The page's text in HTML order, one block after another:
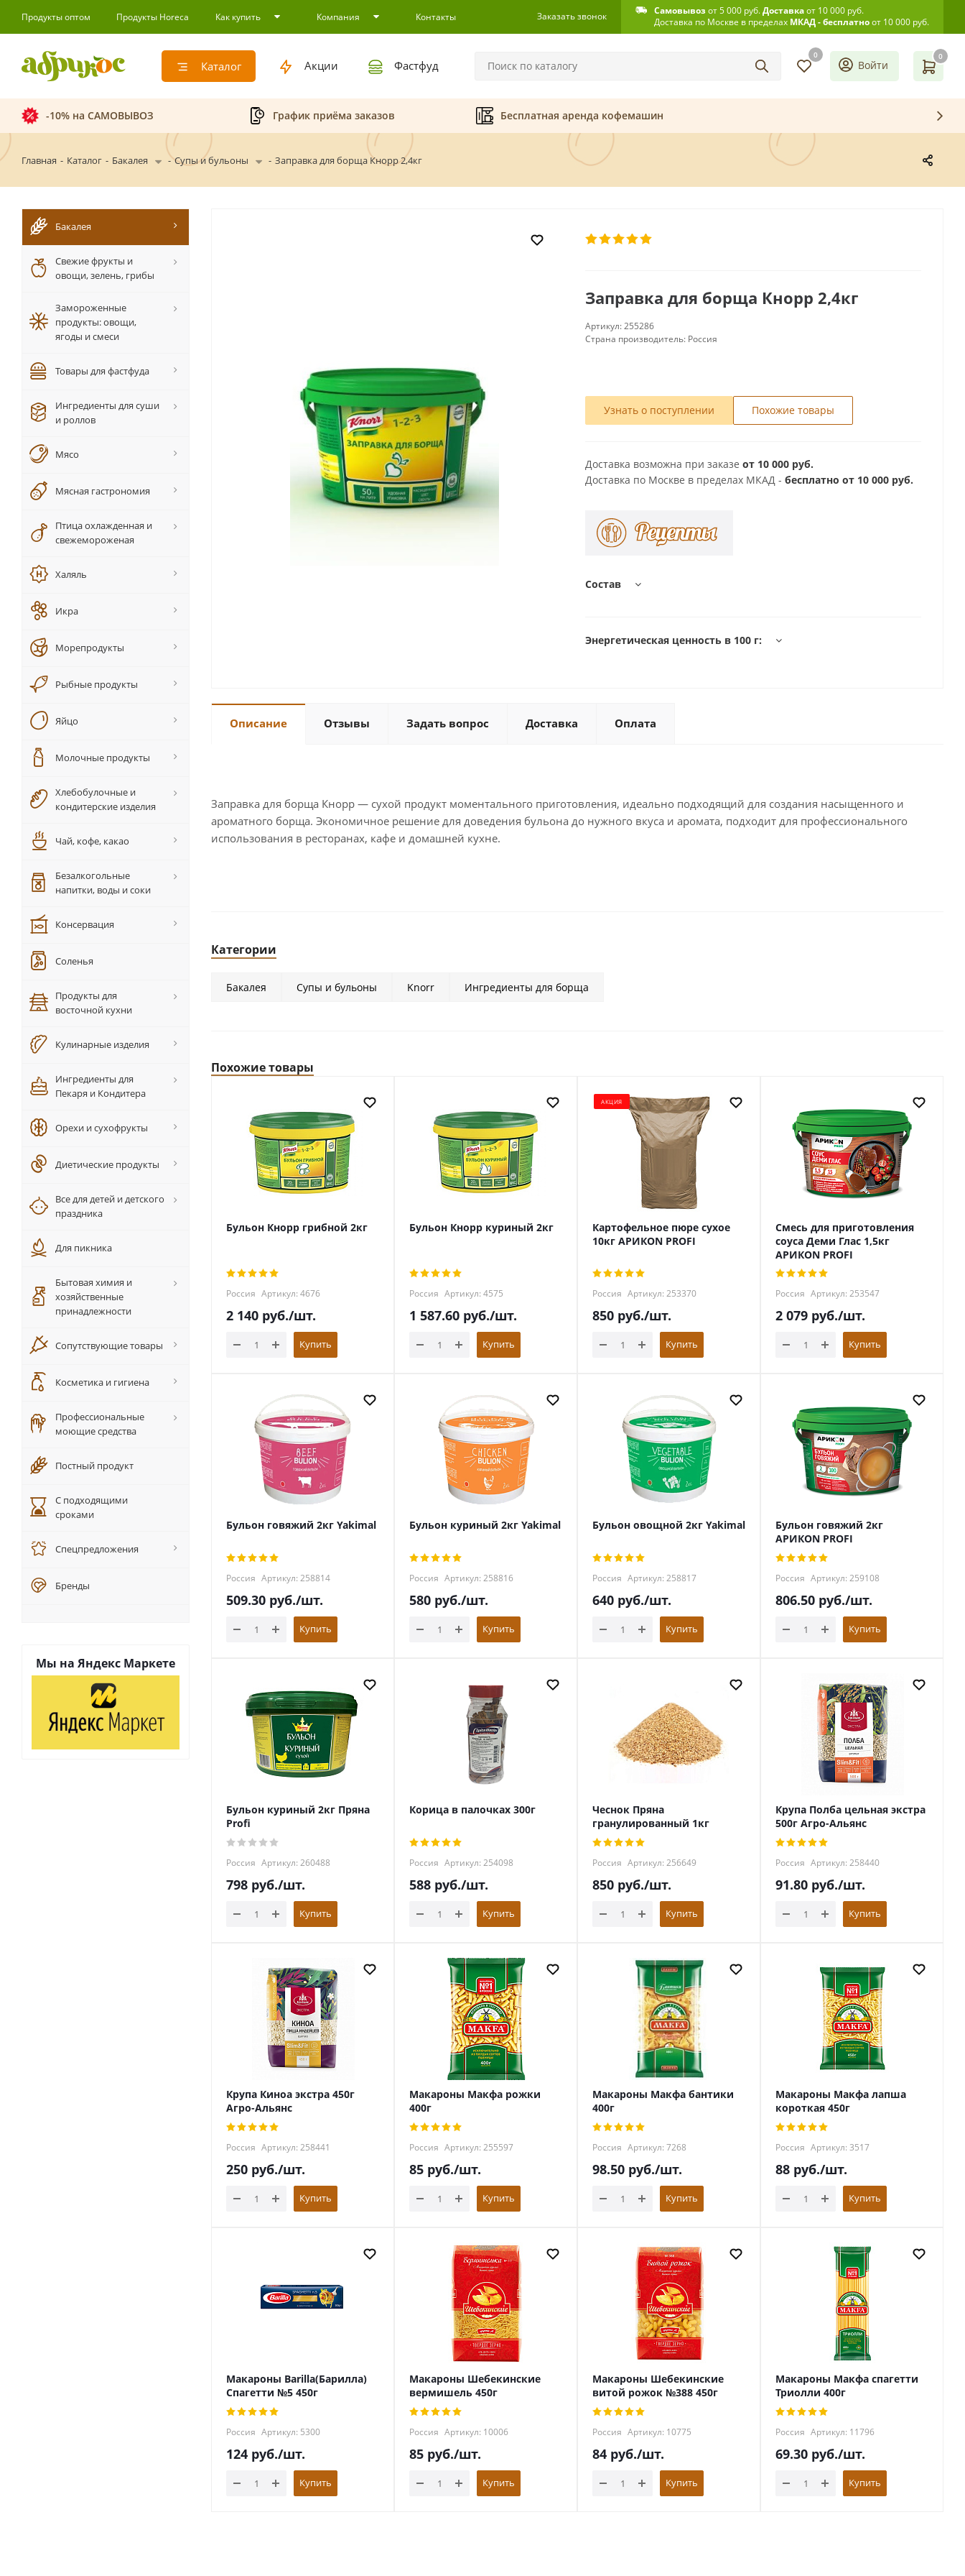
Продукты оптом Продукты Horeca Как купить Компания Контакты Заказать звонок Самовывозот 5 000 руб.Доставкаот 10 000 руб.
Доставка по Москве в пределах МКАД - бесплатноот 10 000 руб.
Каталог Акции Фастфуд
0 0
Войти
-10% на САМОВЫВОЗ График приёма заказов Бесплатная аренда кофемашин
Главная - Каталог - Бакалея - Супы и бульоны - Заправка для борща Кнорр 2,4кг
Заправка для борща Кнорр 2,4кг
Артикул:255286
Страна производитель: Россия
Узнать о поступлении Похожие товары
Доставка возможна при заказе от 10 000 руб.
Доставка по Москве в пределах МКАД - бесплатно от 10 000 руб.
Состав
Энергетическая ценность в 100 г:
Описание Отзывы Задать вопрос Доставка Оплата
Заправка для борща Кнорр — сухой продукт моментального приготовления, идеально подходящий для создания насыщенного и
ароматного борща. Экономичное решение для доведения бульона до нужного вкуса и аромата, подходит для профессионального
использования в ресторанах, кафе и домашней кухне.
Категории
Бакалея Супы и бульоны Knorr Ингредиенты для борща
Похожие товары
Бульон Кнорр грибной 2кг
Россия Артикул: 4676
2 140 руб./шт.
Купить
Бульон Кнорр куриный 2кг
Россия Артикул: 4575
1 587.60 руб./шт.
Купить
АКЦИЯ
Картофельное пюре сухое
10кг АРИКON PROFI
Россия Артикул: 253370
850 руб./шт.
Купить
Смесь для приготовления
соуса Деми Глас 1,5кг
АРИКON PROFI
Россия Артикул: 253547
2 079 руб./шт.
Купить
Бульон говяжий 2кг Yakimal
Россия Артикул: 258814
509.30 руб./шт.
Купить
Бульон куриный 2кг Yakimal
Россия Артикул: 258816
580 руб./шт.
Купить
Бульон овощной 2кг Yakimal
Россия Артикул: 258817
640 руб./шт.
Купить
Бульон говяжий 2кг
АРИКОN PROFI
Россия Артикул: 259108
806.50 руб./шт.
Купить
Бульон куриный 2кг Пряна
Profi
Россия Артикул: 260488
798 руб./шт.
Купить
Корица в палочках 300г
Россия Артикул: 254098
588 руб./шт.
Купить
Чеснок Пряна
гранулированный 1кг
Россия Артикул: 256649
850 руб./шт.
Купить
Крупа Полба цельная экстра
500г Агро-Альянс
Россия Артикул: 258440
91.80 руб./шт.
Купить
Крупа Киноа экстра 450г
Агро-Альянс
Россия Артикул: 258441
250 руб./шт.
Купить
Макароны Макфа рожки
400г
Россия Артикул: 255597
85 руб./шт.
Купить
Макароны Макфа бантики
400г
Россия Артикул: 7268
98.50 руб./шт.
Купить
Макароны Макфа лапша
короткая 450г
Россия Артикул: 3517
88 руб./шт.
Купить
Макароны Barilla(Барилла)
Спагетти №5 450г
Россия Артикул: 5300
124 руб./шт.
Купить
Макароны Шебекинские
вермишель 450г
Россия Артикул: 10006
85 руб./шт.
Купить
Макароны Шебекинские
витой рожок №388 450г
Россия Артикул: 10775
84 руб./шт.
Купить
Макароны Макфа спагетти
Триолли 400г
Россия Артикул: 11796
69.30 руб./шт.
Купить
Бакалея
Свежие фрукты и
овощи, зелень, грибы
Замороженные
продукты: овощи,
ягоды и смеси
Товары для фастфуда
Ингредиенты для суши
и роллов
Мясо
Мясная гастрономия
Птица охлажденная и
свежемороженая
Халяль
Икра
Морепродукты
Рыбные продукты
Яйцо
Молочные продукты
Хлебобулочные и
кондитерские изделия
Чай, кофе, какао
Безалкогольные
напитки, воды и соки
Консервация
Соленья
Продукты для
восточной кухни
Кулинарные изделия
Ингредиенты для
Пекаря и Кондитера
Орехи и сухофрукты
Диетические продукты
Все для детей и детского
праздника
Для пикника
Бытовая химия и
хозяйственные
принадлежности
Сопутствующие товары
Косметика и гигиена
Профессиональные
моющие средства
Постный продукт
С подходящими
сроками
Спецпредложения
Бренды
Мы на Яндекс Маркете